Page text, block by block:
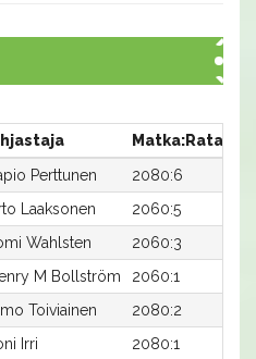
Matka:Rata
Perttunen 2080:6
Laaksonen 2060:5
Wahlsten 2060:3
M Bollström 2060:1
Toiviainen 2080:2
Irri 2080:1